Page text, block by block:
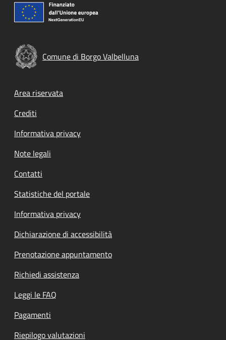
Comune di Borgo Valbelluna
Footer menu
Area riservata
Crediti
Informativa privacy
Note legali
Contatti
Statistiche del portale
Informativa privacy
Dichiarazione di accessibilità
Prenotazione appuntamento
Richiedi assistenza
Leggi le FAQ
Pagamenti
Riepilogo valutazioni